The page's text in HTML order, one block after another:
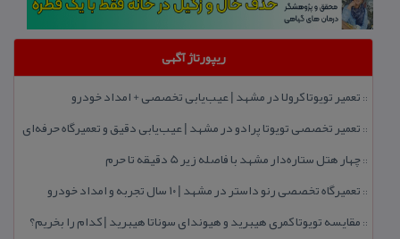
ریپورتاژ آگهی
:: تعمیر تویوتا كرولا در مشهد | عیب‌یابی تخصصی + امداد خودرو
:: تعمیر تخصصی تویوتا پرادو در مشهد | عیب‌یابی دقیق و تعمیرگاه حرفه‌ای
::چهار هتل‌ ستاره‌دار مشهد با فاصله زیر 5 دقیقه تا حرم
:: تعمیرگاه تخصصی رنو داستر در مشهد | ۱۰ سال تجربه و امداد خودرو
:: مقایسه تویوتا كمری هیبرید و هیوندای سوناتا هیبرید | كدام را بخریم؟